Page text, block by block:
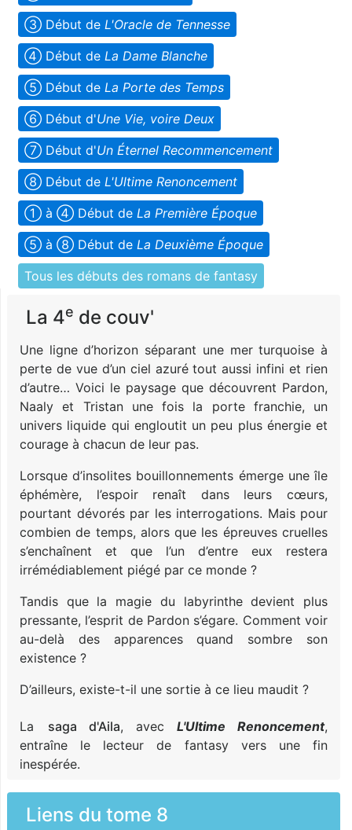
➂ Début de L'Oracle de Tennesse
➃ Début de La Dame Blanche
➄ Début de La Porte des Temps
➅ Début d'Une Vie, voire Deux
➆ Début d'Un Éternel Recommencement
➇ Début de L'Ultime Renoncement
➀ à ➃ Début de La Première Époque
➄ à ➇ Début de La Deuxième Époque
Tous les débuts des romans de fantasy
La 4e de couv'
Une ligne d’horizon séparant une mer turquoise à
perte de vue d’un ciel azuré tout aussi infini et rien
d’autre… Voici le paysage que découvrent Pardon,
Naaly et Tristan une fois la porte franchie, un
univers liquide qui engloutit un peu plus énergie et
courage à chacun de leur pas.
Lorsque d’insolites bouillonnements émerge une île
éphémère, l’espoir renaît dans leurs cœurs,
pourtant dévorés par les interrogations. Mais pour
combien de temps, alors que les épreuves cruelles
s’enchaînent et que l’un d’entre eux restera
irrémédiablement piégé par ce monde ?
Tandis que la magie du labyrinthe devient plus
pressante, l’esprit de Pardon s’égare. Comment voir
au-delà des apparences quand sombre son
existence ?
D’ailleurs, existe-t-il une sortie à ce lieu maudit ?
La saga d'Aila, avec L'Ultime Renoncement,
entraîne le lecteur de fantasy vers une fin
inespérée.
Liens du tome 8